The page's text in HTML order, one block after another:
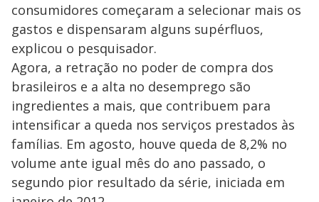
consumidores começaram a selecionar mais os
gastos e dispensaram alguns supérfluos,
explicou o pesquisador.
Agora, a retração no poder de compra dos
brasileiros e a alta no desemprego são
ingredientes a mais, que contribuem para
intensificar a queda nos serviços prestados às
famílias. Em agosto, houve queda de 8,2% no
volume ante igual mês do ano passado, o
segundo pior resultado da série, iniciada em